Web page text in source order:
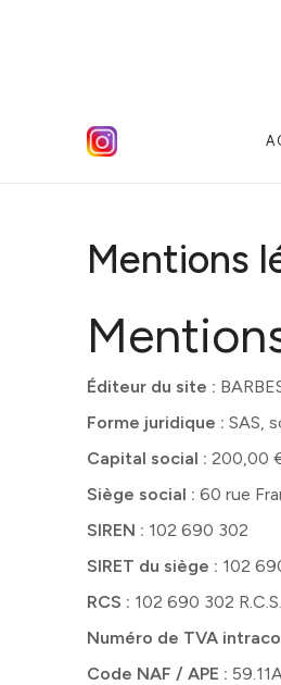
Mentions
Éditeur du site :
Forme juridique : SAS,
Capital social : 200,00
Siège social : 60 rue
SIREN : 102 690 302
SIRET du siège : 102
RCS : 102 690 302
Numéro de TVA
Code NAF / APE :